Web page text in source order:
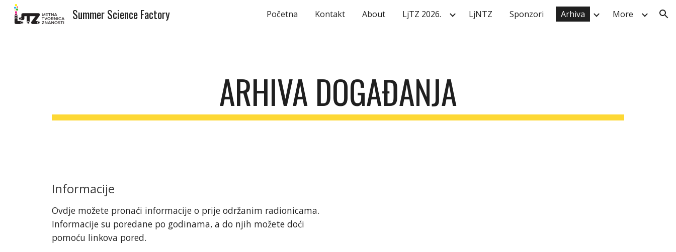
Skip to main content Skip to navigation
Summer Science Factory Početna Kontakt About LjTZ 2026. LjNTZ Sponzori Arhiva More
ARHIVA DOGAĐANJA
Informacije
Ovdje možete pronaći informacije o prije održanim radionicama.
Informacije su poredane po godinama, a do njih možete doći
pomoću linkova pored.